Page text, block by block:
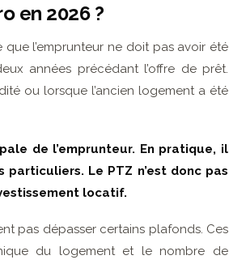
en 2026 ?
que l’emprunteur ne doit pas avoir été
années précédant l’offre de prêt.
ou lorsque l’ancien logement a été
de l’emprunteur. En pratique, il
Le PTZ n’est donc pas
locatif.
pas dépasser certains plafonds. Ces
du logement et le nombre de